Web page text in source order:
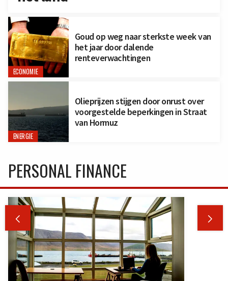
ECONOMIE
Goud op weg naar sterkste week van
het jaar door dalende
renteverwachtingen
ENERGIE
Olieprijzen stijgen door onrust over
voorgestelde beperkingen in Straat
van Hormuz
PERSONAL FINANCE
 